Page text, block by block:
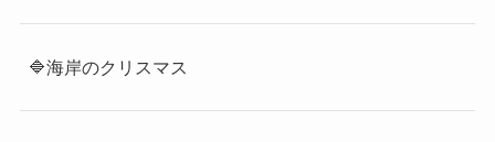
🔷海岸のクリスマス